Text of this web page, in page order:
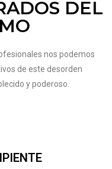
DEL
nos podemos
de este desorden
y poderoso.